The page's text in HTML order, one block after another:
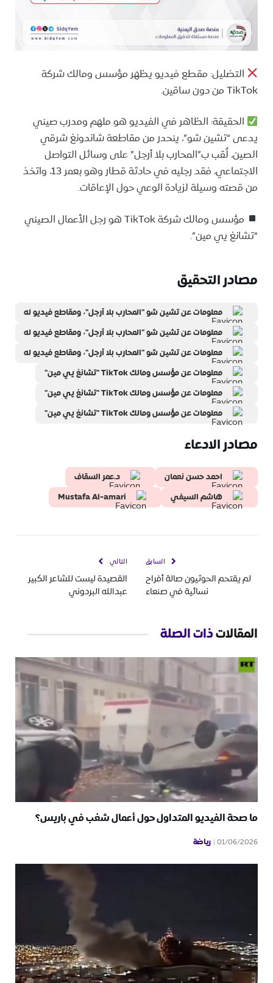
التضليل: مقطع فيديو يظهر مؤسس ومالك شركة
TikTok من دون ساقين.
الحقيقة: الظاهر في الفيديو هو ملهم ومدرب صيني
يدعى “تشين شو”، ينحدر من مقاطعة شاندونغ شرقي
الصين، لُقب ب”المحارب بلا أرجل” على وسائل التواصل
الاجتماعي، فقد رجليه في حادثة قطار وهو بعمر 13، واتخذ
من قصته وسيلة لزيادة الوعي حول الإعاقات.
مؤسس ومالك شركة TikTok هو رجل الأعمال الصيني
“تشانغ يي مين”.
مصادر التحقيق
معلومات عن تشين شو "المحارب بلا أرجل"، ومقاطع فيديو له
معلومات عن تشين شو "المحارب بلا أرجل"، ومقاطع فيديو له
معلومات عن تشين شو "المحارب بلا أرجل"، ومقاطع فيديو له
معلومات عن مؤسس ومالك TikTok "تشانغ يي مين"
معلومات عن مؤسس ومالك TikTok "تشانغ يي مين"
معلومات عن مؤسس ومالك TikTok "تشانغ يي مين"
مصادر الادعاء
احمد حسن نعمان
د.عمر السقاف
هاشم السيفي
Mustafa Al-amari
السابق
لم يقتحم الحوثيون صالة أفراح
نسائية في صنعاء
التالي
القصيدة ليست للشاعر الكبير
عبدالله البردوني
المقالاتذات الصلة
ما صحة الفيديو المتداول حول أعمال شغب في باريس؟
01/06/2026 رياضة